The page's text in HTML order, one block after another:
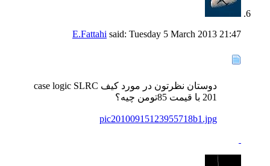
E.Fattahi said: Tuesday 5 March 2013 21:47
دوستان نظرتون در مورد کیف case logic SLRC
201 با قیمت 85تومن چیه؟
pic20100915123955718b1.jpg